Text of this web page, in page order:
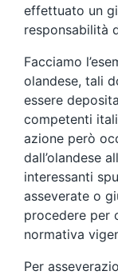
effettuato un
responsabilità
Facciamo
olandese, tali
essere
competenti
azione però
dall’olandese
interessanti
asseverate o
procedere per
normativa
Per